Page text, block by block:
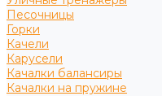
Песочницы
Горки
Качели
Карусели
Качалки балансиры
Качалки на пружине